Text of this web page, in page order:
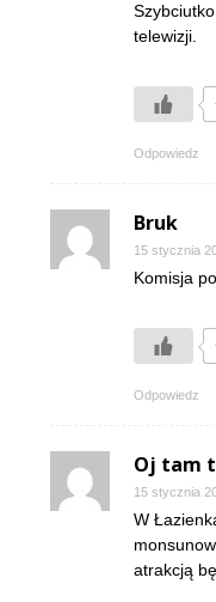
telewizji.
Odpowiedz
Bruk
15 stycznia
Komisja
Odpowiedz
Oj tam
15 stycznia
W
atrakcją